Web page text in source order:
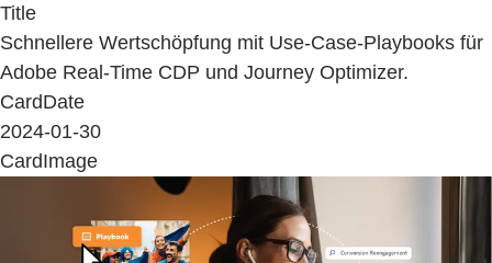
Title
Schnellere Wertschöpfung mit Use-Case-Playbooks für
Adobe Real-Time CDP und Journey Optimizer.
CardDate
2024-01-30
CardImage